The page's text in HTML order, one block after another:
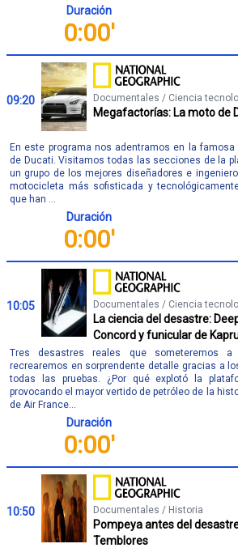
Duración
0:00'
09:20 Documentales / Ciencia
Megafactorías: La moto de
En este programa nos adentramos en la
de Ducati. Visitamos todas las secciones de la
un grupo de los mejores diseñadores e
motocicleta más sofisticada y
que han ...
Duración
0:00'
10:05 Documentales / Ciencia
La ciencia del desastre:
Concord y funicular de
Tres desastres reales que someteremos
recrearemos en sorprendente detalle gracias a
todas las pruebas. ¿Por qué explotó la
provocando el mayor vertido de petróleo de la
de Air France...
Duración
0:00'
10:50 Documentales / Historia
Pompeya antes del
Temblores